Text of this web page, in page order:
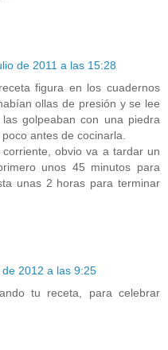
de 2011 a las 15:28
figura en los cuadernos
ollas de presión y se lee
golpeaban con una piedra
antes de cocinarla.
obvio va a tardar un
unos 45 minutos para
unas 2 horas para terminar
2012 a las 9:25
tu receta, para celebrar